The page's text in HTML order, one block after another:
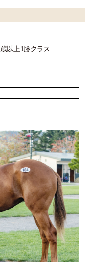
上1勝クラス